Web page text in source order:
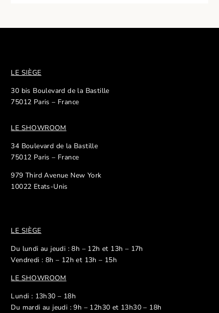
LE SIÈGE
30 bis Boulevard de la Bastille
75012 Paris – France
LE SHOWROOM
34 Boulevard de la Bastille
75012 Paris – France
979 Third Avenue New York
10022 Etats-Unis
LE SIÈGE
Du lundi au jeudi : 8h – 12h et 13h – 17h
Vendredi : 8h – 12h et 13h – 15h
LE SHOWROOM
Lundi : 13h30 – 18h
Du mardi au jeudi : 9h – 12h30 et 13h30 – 18h